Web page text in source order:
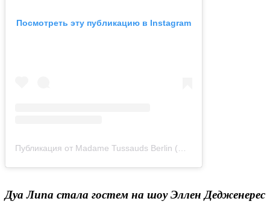
Посмотреть эту публикацию в Instagram
Дуа Липа стала гостем на шоу Эллен Дедженерес